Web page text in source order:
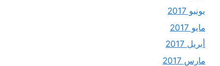
يونيو 2017
مايو 2017
أبريل 2017
مارس 2017